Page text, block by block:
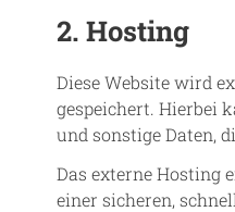
2. Hosting
Diese Website wird
gespeichert. Hierbei
und sonstige Daten,
Das externe Hosting
einer sicheren,